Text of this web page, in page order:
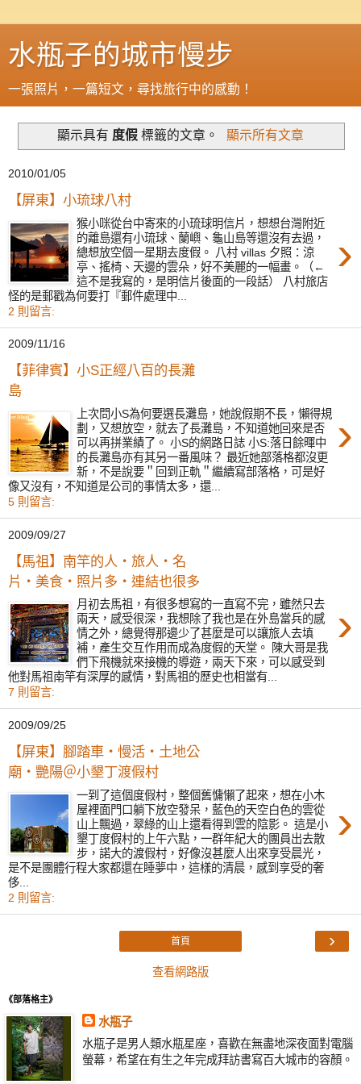
水瓶子的城市慢步
一張照片，一篇短文，尋找旅行中的感動！
顯示具有 度假標籤的文章。 顯示所有文章
2010/01/05
【屏東】小琉球八村
›
猴小咪從台中寄來的小琉球明信片，想想台灣附近
的離島還有小琉球、蘭嶼、龜山島等還沒有去過，
總想放空個一星期去度假。 八村 villas 夕照：涼
亭、搖椅、天邊的雲朵，好不美麗的一幅畫。（←
這不是我寫的，是明信片後面的一段話） 八村旅店
怪的是郵戳為何要打『郵件處理中...
2 則留言:
2009/11/16
【菲律賓】小S正經八百的長灘
島
›
上次問小S為何要選長灘島，她說假期不長，懶得規
劃，又想放空，就去了長灘島，不知道她回來是否
可以再拼業績了。 小S的網路日誌 小S:落日餘暉中
的長灘島亦有其另一番風味？ 最近她部落格都沒更
新，不是說要＂回到正軌＂繼續寫部落格，可是好
像又沒有，不知道是公司的事情太多，還...
5 則留言:
2009/09/27
【馬祖】南竿的人‧旅人‧名
片‧美食‧照片多‧連結也很多
›
月初去馬祖，有很多想寫的一直寫不完，雖然只去
兩天，感受很深，我想除了我也是在外島當兵的感
情之外，總覺得那邊少了甚麼是可以讓旅人去填
補，產生交互作用而成為度假的天堂。 陳大哥是我
們下飛機就來接機的導遊，兩天下來，可以感受到
他對馬祖南竿有深厚的感情，對馬祖的歷史也相當有...
7 則留言:
2009/09/25
【屏東】腳踏車‧慢活‧土地公
廟‧艷陽＠小墾丁渡假村
›
一到了這個度假村，整個舊慵懶了起來，想在小木
屋裡面門口躺下放空發呆，藍色的天空白色的雲從
山上飄過，翠綠的山上還看得到雲的陰影。 這是小
墾丁度假村的上午六點，一群年紀大的團員出去散
步，諾大的渡假村，好像沒甚麼人出來享受晨光，
是不是團體行程大家都還在睡夢中，這樣的清晨，感到享受的奢
侈...
2 則留言:
›
首頁
查看網路版
《部落格主》
水瓶子
水瓶子是男人類水瓶星座，喜歡在無盡地深夜面對電腦
螢幕，希望在有生之年完成拜訪書寫百大城市的容顏。